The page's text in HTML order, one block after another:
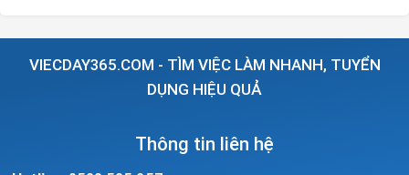
VIECDAY365.COM - TÌM VIỆC LÀM NHANH, TUYỂN
DỤNG HIỆU QUẢ
Thông tin liên hệ